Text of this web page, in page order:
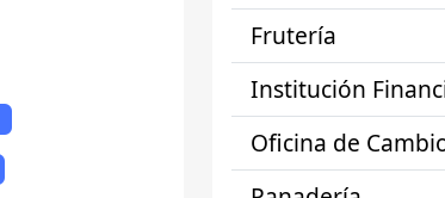
Frutería
Institución
Oficina de